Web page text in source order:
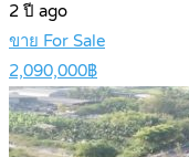
2 ปี ago
ขาย For Sale
2,090,000฿